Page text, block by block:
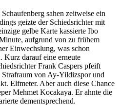
sahen zeitweise ein
geizte der Schiedsrichter mit
gelbe Karte kassierte Ibo
aufgrund von zu frühem
Einwechslung, was schon
Kurz darauf eine erneute
Frank Caspers pfeift
von Ay-Yildizspor und
Elfmeter. Aber auch diese Chance
Mehmet Kocakaya. Er ahnte die
dementsprechend.